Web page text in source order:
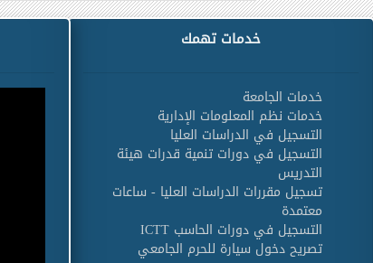
خدمات تهمك
خدمات الجامعة
خدمات نظم المعلومات الإدارية
التسجيل في الدراسات العليا
التسجيل في دورات تنمية قدرات هيئة
التدريس
تسجيل مقررات الدراسات العليا - ساعات
معتمدة
التسجيل في دورات الحاسب ICTT
تصريح دخول سيارة للحرم الجامعي